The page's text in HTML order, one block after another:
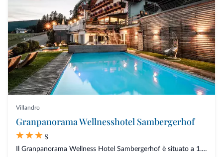
Villandro
Granpanorama Wellnesshotel Sambergerhof
s
Il Granpanorama Wellness Hotel Sambergerhof è situato a 1.500 m d’altitudin...